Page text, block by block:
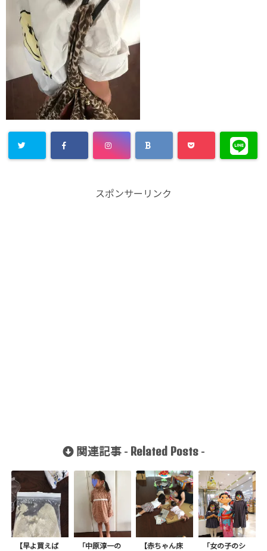
スポンサーリンク
関連記事 - Related Posts-
【早よ買えば
「中原淳一の
【赤ちゃん床
「女の子のシ